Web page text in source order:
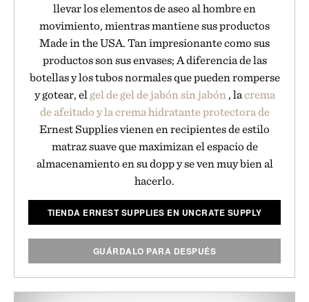
llevar los elementos de aseo al hombre en
movimiento, mientras mantiene sus productos
Made in the USA. Tan impresionante como sus
productos son sus envases; A diferencia de las
botellas y los tubos normales que pueden romperse
y gotear, el gel de gel de jabón sin jabón , lacrema
de afeitado y la crema hidratante protectora de
Ernest Supplies vienen en recipientes de estilo
matraz suave que maximizan el espacio de
almacenamiento en su dopp y se ven muy bien al
hacerlo.
TIENDA ERNEST SUPPLIES EN UNCRATE SUPPLY
GUÁRDALO PARA DESPUÉS